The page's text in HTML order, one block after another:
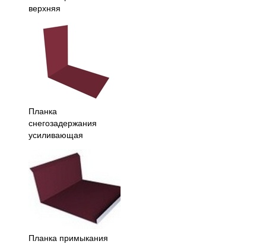
верхняя
Планка
снегозадержания
усиливающая
Планка примыкания